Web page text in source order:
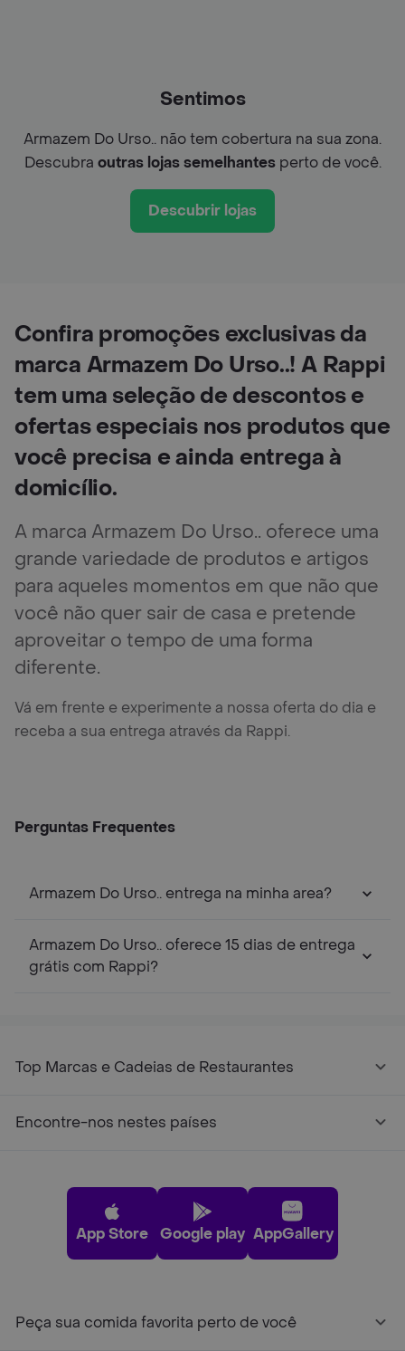
Sentimos
Armazem Do Urso.. não tem cobertura na sua zona.
Descubra outras lojas semelhantesperto de você.
Descubrir lojas
Confira promoções exclusivas da
marca Armazem Do Urso..! A Rappi
tem uma seleção de descontos e
ofertas especiais nos produtos que
você precisa e ainda entrega à
domicílio.
A marca Armazem Do Urso.. oferece uma
grande variedade de produtos e artigos
para aqueles momentos em que não que
você não quer sair de casa e pretende
aproveitar o tempo de uma forma
diferente.
Vá em frente e experimente a nossa oferta do dia e
receba a sua entrega através da Rappi.
Perguntas Frequentes
Armazem Do Urso.. entrega na minha area?
Armazem Do Urso.. oferece 15 dias de entrega
grátis com Rappi?
Top Marcas e Cadeias de Restaurantes
Encontre-nos nestes países
App Store Google play AppGallery
Peça sua comida favorita perto de você